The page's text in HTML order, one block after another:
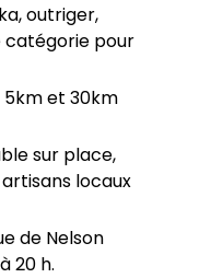
outriger,
catégorie pour
et 30km
sur place,
locaux
de Nelson
20 h.